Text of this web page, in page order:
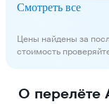
Смотреть все
Цены найдены за
стоимость
О